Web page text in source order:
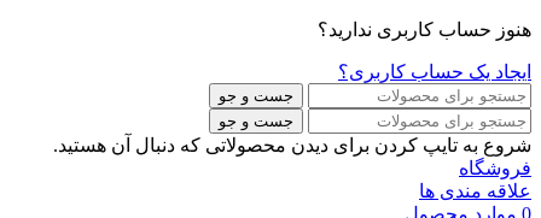
هنوز حساب کاربری ندارید؟
ایجاد یک حساب کاربری؟
جست و جو
جست و جو
شروع به تایپ کردن برای دیدن محصولاتی که دنبال آن هستید.
فروشگاه
علاقه مندی ها